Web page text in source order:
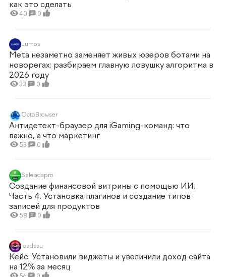
как это сделать
40 0
Lumos
Meta незаметно заменяет живых юзеров ботами на
новорегах: разбираем главную ловушку алгоритма в
2026 году
33 0
OctoBrowser
Антидетект-браузер для iGaming-команд: что
важно, а что маркетинг
53 0
Saleadspro
Создание финансовой витрины с помощью ИИ.
Часть 4. Установка плагинов и создание типов
записей для продуктов
58 0
leadssu
Кейс: Установили виджеты и увеличили доход сайта
на 12% за месяц